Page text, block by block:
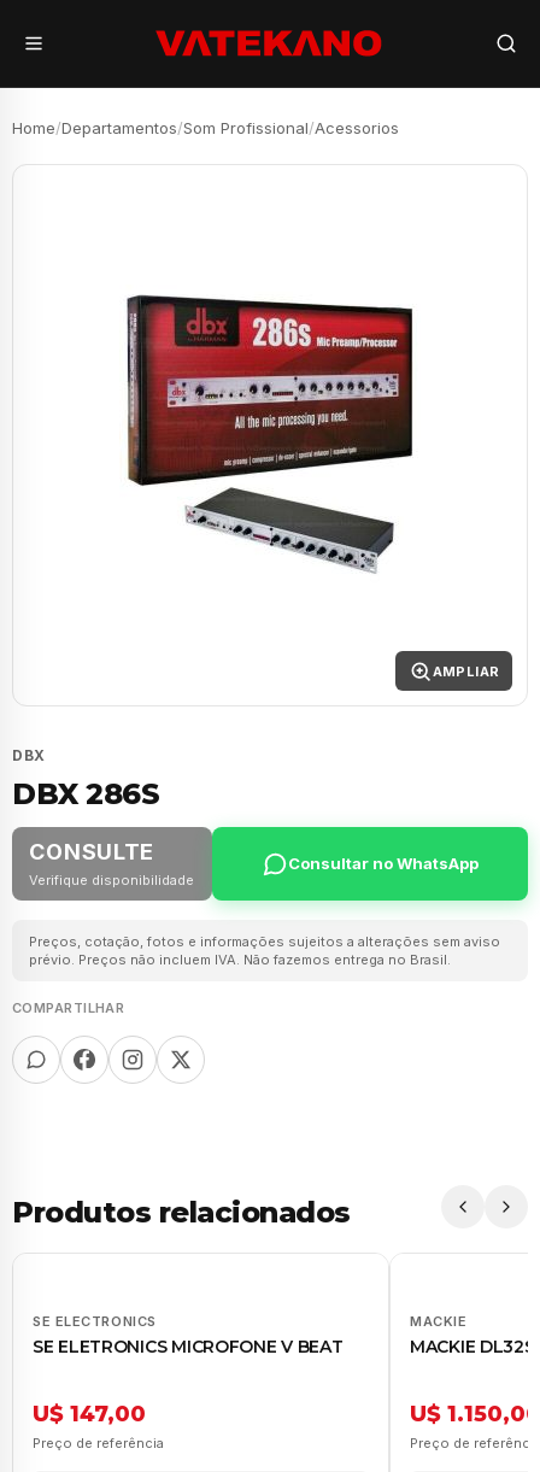
Home/Departamentos/Som Profissional/Acessorios
AMPLIAR
DBX
DBX 286S
CONSULTE
Verifique disponibilidade
Consultar no WhatsApp
Preços, cotação, fotos e informações sujeitos a alterações sem aviso
prévio. Preços não incluem IVA. Não fazemos entrega no Brasil.
COMPARTILHAR
Produtos relacionados
SE ELECTRONICS
SE ELETRONICS MICROFONE V BEAT
U$ 147,00
Preço de referência
MACKIE
MACKIE
U$ 1.150,00
Preço de referência